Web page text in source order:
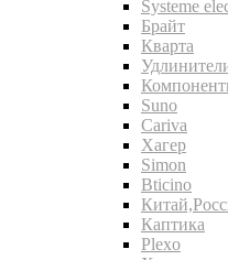
Systeme
Брайт
Кварта
Suno
Cariva
Хагер
Simon
Bticino
Каптика
Plexo